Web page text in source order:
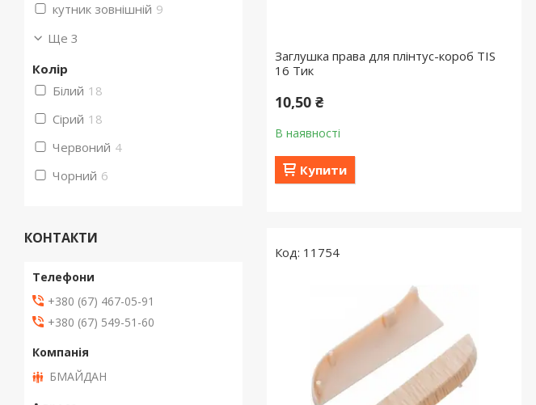
Заглушка права для плінтус-короб TIS
16 Тик
10,50 ₴
В наявності
Купити
11754
кутник зовнішній 9
Ще 3
Колір
Білий 18
Сірий 18
Червоний 4
Чорний 6
КОНТАКТИ
+380 (67) 467-05-91
+380 (67) 549-51-60
БМАЙДАН